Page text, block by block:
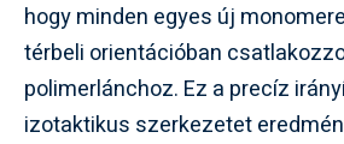
hogy minden egyes új
térbeli orientációban
polimerlánchoz. Ez a precíz
izotaktikus szerkezetet